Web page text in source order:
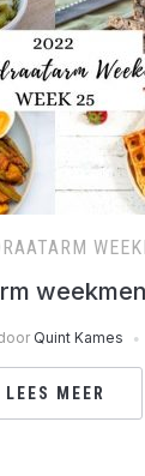
Quint Kames
LEES MEER